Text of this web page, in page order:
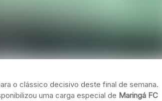
o clássico decisivo deste final de semana.
uma carga especial de Maringá FC